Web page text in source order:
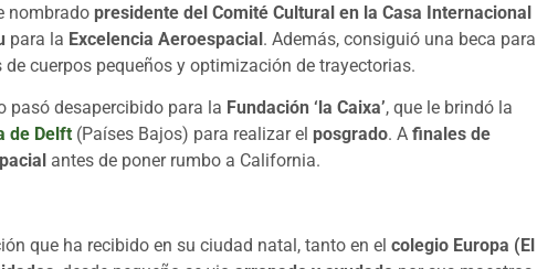
nombrado presidente del Comité Cultural en la Casa Internacional
para la Excelencia Aeroespacial. Además, consiguió una beca para
cuerpos pequeños y optimización de trayectorias.
pasó desapercibido para la Fundación ‘la Caixa’, que le brindó la
de Delft (Países Bajos) para realizar el posgrado. A finales de
antes de poner rumbo a California.
que ha recibido en su ciudad natal, tanto en el colegio Europa (El